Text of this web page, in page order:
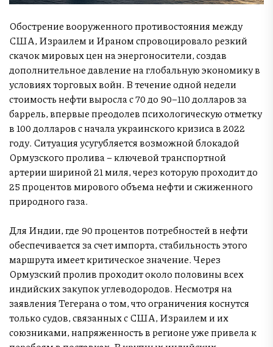
Обострение вооруженного противостояния между
США, Израилем и Ираном спровоцировало резкий
скачок мировых цен на энергоносители, создав
дополнительное давление на глобальную экономику в
условиях торговых войн. В течение одной недели
стоимость нефти выросла с 70 до 90–110 долларов за
баррель, впервые преодолев психологическую отметку
в 100 долларов с начала украинского кризиса в 2022
году. Ситуация усугубляется возможной блокадой
Ормузского пролива – ключевой транспортной
артерии шириной 21 миля, через которую проходит до
25 процентов мирового объема нефти и сжиженного
природного газа.
Для Индии, где 90 процентов потребностей в нефти
обеспечивается за счет импорта, стабильность этого
маршрута имеет критическое значение. Через
Ормузский пролив проходит около половины всех
индийских закупок углеводородов. Несмотря на
заявления Тегерана о том, что ограничения коснутся
только судов, связанных с США, Израилем и их
союзниками, напряженность в регионе уже привела к